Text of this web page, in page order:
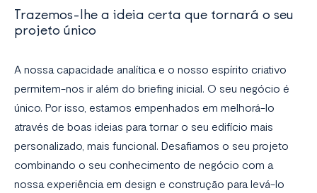
Trazemos-lhe a ideia certa que tornará o seu
projeto único
A nossa capacidade analítica e o nosso espírito criativo
permitem-nos ir além do briefing inicial. O seu negócio é
único. Por isso, estamos empenhados em melhorá-lo
através de boas ideias para tornar o seu edifício mais
personalizado, mais funcional. Desafiamos o seu projeto
combinando o seu conhecimento de negócio com a
nossa experiência em design e construção para levá-lo